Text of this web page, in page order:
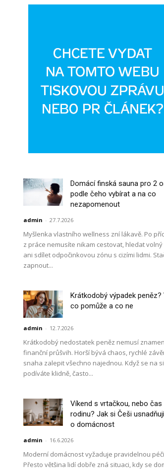
Domácí finská sauna pro 2
podle čeho vybírat a na co
nezapomenout
admin - 27.7.2026
Myšlenka vlastního wellness zní lákavě. Po
z práce nemusíte nikam cestovat, hledat volný
ani sdílet odpočinkovou zónu s cizími lidmi.
zapnout...
Krátkodobý výpadek peněz?
co pomůže a co ne
admin - 12.7.2026
Krátkodobý nedostatek peněz nemusí
finanční průšvih. Horší bývá chaos, rychlé
snaha zalepit všechno najednou. Když se na
podíváte klidně, často...
Víkend s vrtačkou, nebo čas
rodinu? Jak si Češi
o domácnost
admin - 16.6.2026
Moderní domácnost vyžaduje pravidelnou
Přesto většina lidí dobře zná situaci, kdy se